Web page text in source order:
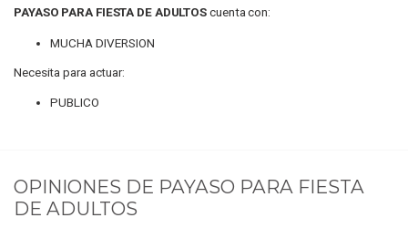
PAYASO PARA FIESTA DE ADULTOScuenta con:
MUCHA DIVERSION
Necesita para actuar:
PUBLICO
OPINIONES DE PAYASO PARA FIESTA
DE ADULTOS